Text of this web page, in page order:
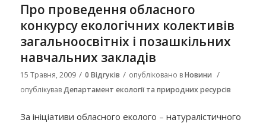
Про проведення обласного
конкурсу екологічних колективів
загальноосвітніх і позашкільних
навчальних закладів
15 Травня, 2009 / 0 Відгуків / опубліковано вНовини /
опублікувавДепартамент екології та природних ресурсів
За ініціативи обласного еколого – натуралістичного